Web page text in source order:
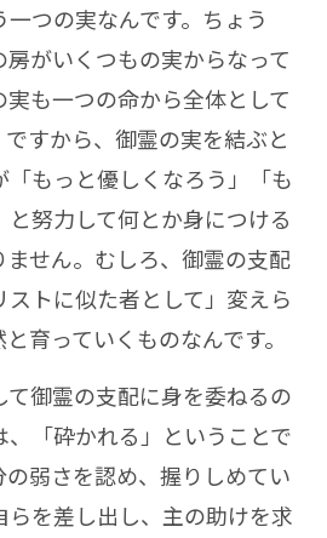
つの実なんです。ちょう
がいくつもの実からなって
も一つの命から全体として
すから、御霊の実を結ぶと
「もっと優しくなろう」「も
努力して何とか身につける
ません。むしろ、御霊の支配
トに似た者として」変えら
育っていくものなんです。
御霊の支配に身を委ねるの
「砕かれる」ということで
弱さを認め、握りしめてい
らを差し出し、主の助けを求